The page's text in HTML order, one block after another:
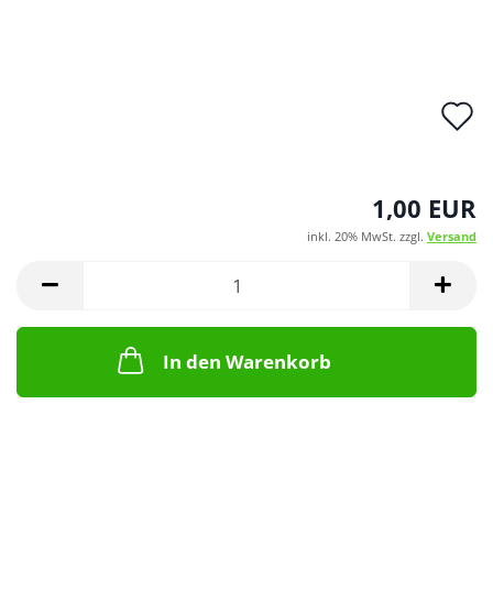
1,00 EUR
inkl. 20% MwSt. zzgl. Versand
In den Warenkorb